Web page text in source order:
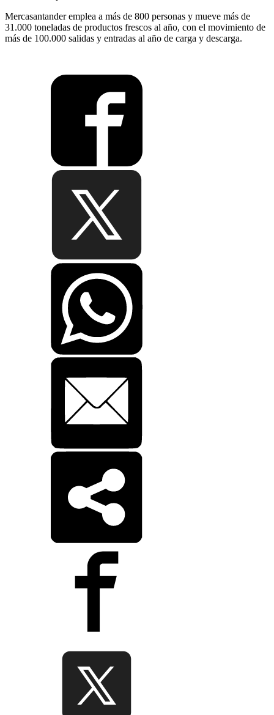
Mercasantander emplea a más de 800 personas y mueve más de
31.000 toneladas de productos frescos al año, con el movimiento de
más de 100.000 salidas y entradas al año de carga y descarga.